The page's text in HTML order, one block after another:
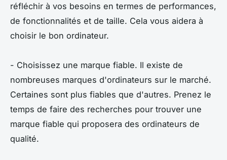
réfléchir à vos besoins en termes de performances,
de fonctionnalités et de taille. Cela vous aidera à
choisir le bon ordinateur.
- Choisissez une marque fiable. Il existe de
nombreuses marques d'ordinateurs sur le marché.
Certaines sont plus fiables que d'autres. Prenez le
temps de faire des recherches pour trouver une
marque fiable qui proposera des ordinateurs de
qualité.